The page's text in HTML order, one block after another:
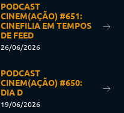
PODCAST
CINEM(AÇÃO) #651:
CINEFILIA EM TEMPOS
DE FEED
26/06/2026
PODCAST
CINEM(AÇÃO) #650:
DIA D
19/06/2026